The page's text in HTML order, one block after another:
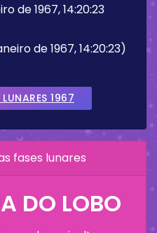
de 1967, 14:20:23
de 1967, 14:20:23)
1967
fases lunares
DO LOBO